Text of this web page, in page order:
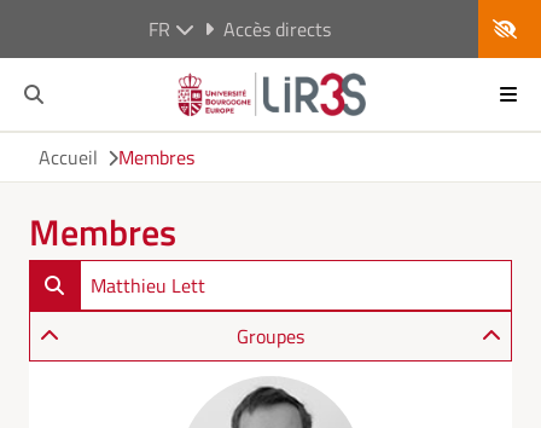
FR Accès directs
Accueil Membres
Membres
Groupes